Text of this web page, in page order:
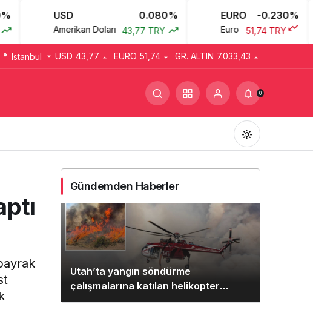
0.080%
Amerikan Doları 43,77 TRY
-0.230%
51,74 TRY
° Istanbul USD 43,77 EURO 51,74 GR. ALTIN 7.033,43
0
Gündüz Modu
Gündüz modunu seçin.
Gece Modu
Gece modunu seçin.
Gündemden Haberler
Utah’ta yangın söndürme
çalışmalarına katılan helikopter
düştü: 2 pilot hayatını kaybetti